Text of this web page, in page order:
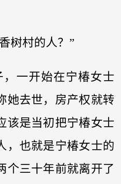
树村的人？”
一开始在宁椿女士
她去世，房产权就转
该是当初把宁椿女士
，也就是宁椿女士的
个三十年前就离开了